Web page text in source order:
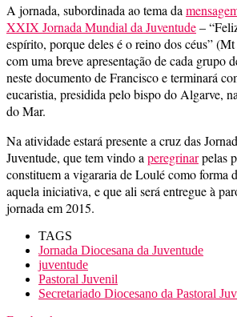
A jornada, subordinada ao tema da
XXIX Jornada Mundial da Juventude–
espírito, porque deles é o reino dos céus”
com uma breve apresentação de cada grupo
neste documento de Francisco e terminará
eucaristia, presidida pelo bispo do Algarve,
do Mar.
Na atividade estará presente a cruz das
Juventude, que tem vindo a peregrinarpelas
constituem a vigararia de Loulé como forma
aquela iniciativa, e que ali será entregue à
jornada em 2015.
TAGS
Jornada Diocesana da Juventude
juventude
Pastoral Juvenil
Secretariado Diocesano da Pastoral